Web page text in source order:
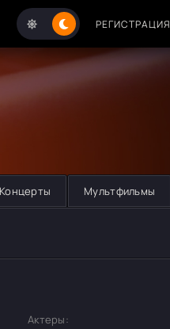
РЕГИСТРАЦИЯ
Концерты Мультфильмы
Актеры: